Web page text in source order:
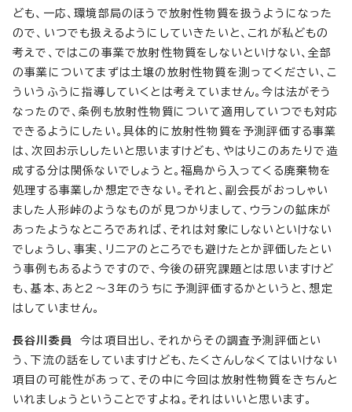
ども、一応、環境部局のほうで放射性物質を扱うようになった
ので、いつでも扱えるようにしていきたいと、これが私どもの
考えで、ではこの事業で放射性物質をしないといけない、全部
の事業についてまずは土壌の放射性物質を測ってください、こ
ういうふうに指導していくとは考えていません。今は法がそう
なったので、条例も放射性物質について適用していつでも対応
できるようにしたい。具体的に放射性物質を予測評価する事業
は、次回お示ししたいと思いますけども、やはりこのあたりで造
成する分は関係ないでしょうと。福島から入ってくる廃棄物を
処理する事業しか想定できない。それと、副会長がおっしゃい
ました人形峠のようなものが見つかりまして、ウランの鉱床が
あったようなところであれば、それは対象にしないといけない
でしょうし、事実、リニアのところでも避けたとか評価したとい
う事例もあるようですので、今後の研究課題とは思いますけど
も、基本、あと2～3年のうちに予測評価するかというと、想定
はしていません。
長谷川委員今は項目出し、それからその調査予測評価とい
う、下流の話をしていますけども、たくさんしなくてはいけない
項目の可能性があって、その中に今回は放射性物質をきちんと
いれましょうということですよね。それはいいと思います。